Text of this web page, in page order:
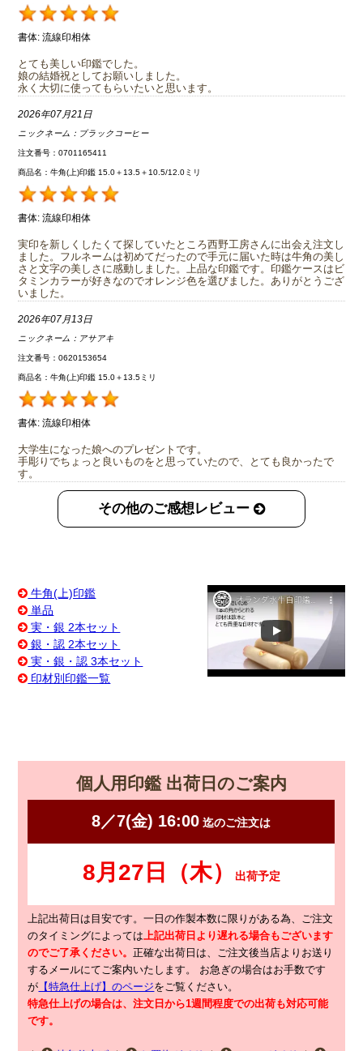
書体: 流線印相体
とても美しい印鑑でした。
娘の結婚祝としてお願いしました。
永く大切に使ってもらいたいと思います。
2026年07月21日
ニックネーム： ブラックコーヒー
注文番号：0701165411
商品名：牛角(上)印鑑 15.0＋13.5＋10.5/12.0ミリ
書体: 流線印相体
実印を新しくしたくて探していたところ西野工房さんに出会え注文し
ました。フルネームは初めてだったので手元に届いた時は牛角の美し
さと文字の美しさに感動しました。上品な印鑑です。印鑑ケースはビ
タミンカラーが好きなのでオレンジ色を選びました。ありがとうござ
いました。
2026年07月13日
ニックネーム： アサアキ
注文番号：0620153654
商品名：牛角(上)印鑑 15.0＋13.5ミリ
書体: 流線印相体
大学生になった娘へのプレゼントです。
手彫りでちょっと良いものをと思っていたので、とても良かったで
す。
その他のご感想レビュー
牛角(上)印鑑
単品
実・銀 2本セット
銀・認 2本セット
実・銀・認 3本セット
印材別印鑑一覧
個人用印鑑 出荷日のご案内
上記出荷日は目安です。一日の作製本数に限りがある為、ご注文
のタイミングによっては 上記出荷日より遅れる場合もございます
のでご了承ください。正確な出荷日は、ご注文後当店よりお送り
するメールにてご案内いたします。 お急ぎの場合はお手数です
が 【特急仕上げ】のページをご覧ください。
特急仕上げの場合は、注文日から1週間程度での出荷も対応可能
です。